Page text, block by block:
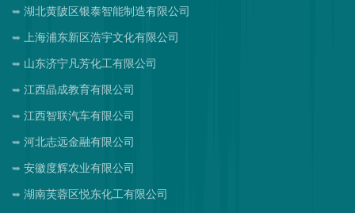
湖北黄陂区银泰智能制造有限公司
上海浦东新区浩宇文化有限公司
山东济宁凡芳化工有限公司
江西晶成教育有限公司
江西智联汽车有限公司
河北志远金融有限公司
安徽度辉农业有限公司
湖南芙蓉区悦东化工有限公司